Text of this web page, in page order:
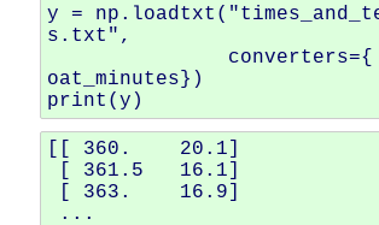
y = np . loadtxt (
s.txt" ,
converters={
oat_minutes})
print ( y )
[[ 360.    20.1]